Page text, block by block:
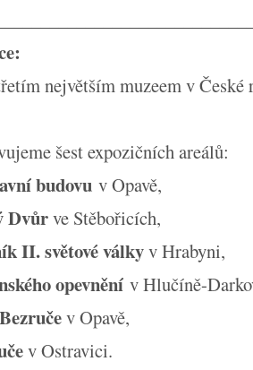
největším muzeem v České
šest expozičních areálů:
budovu v Opavě,
Dvůrve Stěbořicích,
II. světové válkyv Hrabyni,
opevnění v Hlučíně-
v Opavě,
v Ostravici.